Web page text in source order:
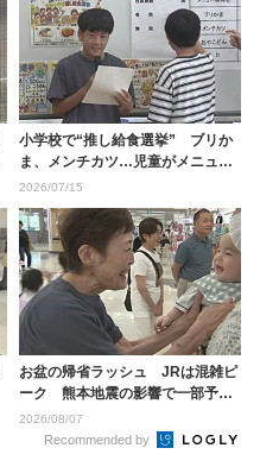
小学校で“推し給食選挙” ブリか
ま、メンチカツ…児童がメニュー
をPR トップ獲得...
2026/07/15
お盆の帰省ラッシュ JRは混雑ピ
ーク 熊本地震の影響で一部予約
キャンセルも 大分
2026/08/07
Recommended by